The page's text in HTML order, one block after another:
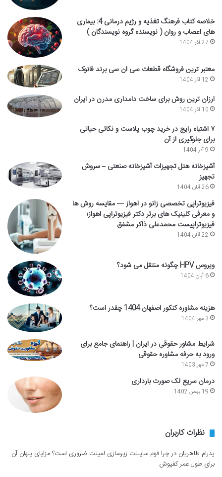
خلاصه کتاب فرهنگ تغذیه و رژیم درمانی 4: بیماری
های اعصاب و روان ( نویسنده گروه نویسندگان )
27 آذر 1404
معتبر ترین فروشگاه قطعات سی ان سی برند فانوک
12 آذر 1404
ارزان ترین روش برای ساخت دامداری مدرن در ایران
10 آذر 1404
۷ اشتباه رایج در خرید چوب پلاست و نکاتی حیاتی
برای جلوگیری از آن
9 آذر 1404
آشپزخانه هتل تجهیزات آشپزخانه صنعتی – سروش
تجهیز
26 آبان 1404
فیزیوتراپی تخصصی زانو در اهواز — مقایسه روش ها
و معرفی کلینیک های برتر دکتر فیزیوتراپی اهواز؛
فیزیوتراپیست محمدعلی ذاکر مشفق
22 آبان 1404
ویروس HPV چگونه منتقل می شود؟
6 آبان 1404
هزینه مشاوره کنکور اصفهان 1404 چقدر است؟
3 مهر 1404
شرایط مشاور حقوقی در ایران | راهنمای جامع برای
ورود به حرفه مشاوره حقوقی
7 مهر 1403
درمان سریع لک صورت بارداری
19 بهمن 1402
نظرات کاربران
پدرام طاهریان درچرا فوم سایلنت زیرسازی لمینت ضروری است؟ مزایای پنهان آن
برای طول عمر کفپوش